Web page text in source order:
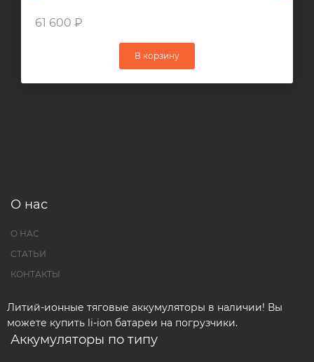
61 600 ₽
В корзину
О нас
О НАС
СТАТЬИ
КОНТАКТЫ
Литий-ионные тяговые аккумуляторы в наличии! Вы
можете купить li-ion батареи на погрузчики.
Аккумуляторы по типу